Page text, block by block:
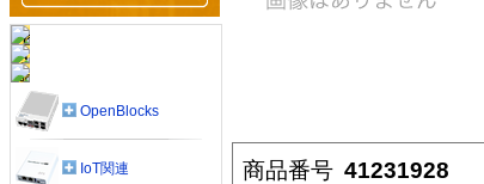
商品番号 41231928
OpenBlocks
IoT関連